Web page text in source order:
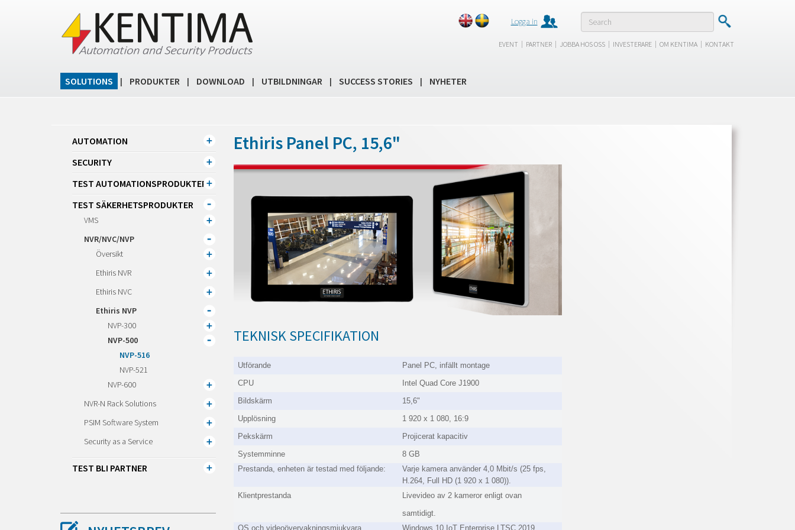
Logga in
EVENT | PARTNER | JOBBA HOS OSS | INVESTERARE | OM KENTIMA | KONTAKT
SOLUTIONS | PRODUKTER | DOWNLOAD | UTBILDNINGAR | SUCCESS STORIES | NYHETER
AUTOMATION
SECURITY
TEST AUTOMATIONSPRODUKTER
TEST SÄKERHETSPRODUKTER
VMS
NVR/NVC/NVP
Översikt
Ethiris NVR
Ethiris NVC
Ethiris NVP
NVP-300
NVP-500
NVP-516
NVP-521
NVP-600
NVR-N Rack Solutions
PSIM Software System
Security as a Service
TEST BLI PARTNER
Ethiris Panel PC, 15,6"
TEKNISK SPECIFIKATION
Utförande
Panel PC, infällt montage
CPU
Intel Quad Core J1900
Bildskärm
15,6"
Upplösning
1 920 x 1 080, 16:9
Pekskärm
Projicerat kapacitiv
Systemminne
8 GB
Prestanda, enheten är testad med följande:
Varje kamera använder 4,0 Mbit/s (25 fps,
H.264, Full HD (1 920 x 1 080)).
Klientprestanda
Livevideo av 2 kameror enligt ovan
samtidigt.
OS och videoövervakningsmjukvara
Windows 10 IoT Enterprise LTSC 2019,